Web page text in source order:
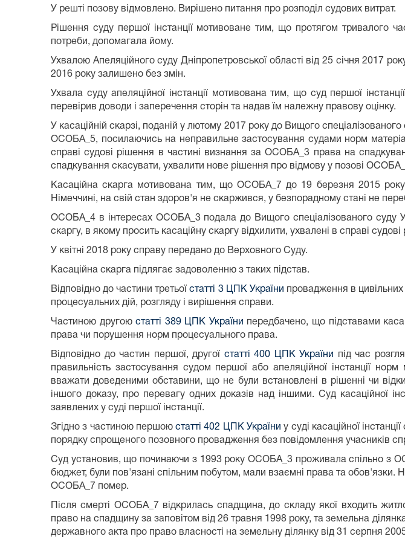
У решті позову відмовлено. Вирішено питання про розподіл судових витрат.
Рішення суду першої інстанції мотивоване тим, що протягом тривалого
потреби, допомагала йому.
Ухвалою Апеляційного суду Дніпропетровської області від 25 січня 2017
2016 року залишено без змін.
Ухвала суду апеляційної інстанції мотивована тим, що суд першої
перевірив доводи і заперечення сторін та надав їм належну правову оцінку.
У касаційній скарзі, поданій у лютому 2017 року до Вищого
ОСОБА_5, посилаючись на неправильне застосування судами норм
справі судові рішення в частині визнання за ОСОБА_3 права на
спадкування скасувати, ухвалити нове рішення про відмову у позові
Касаційна скарга мотивована тим, що ОСОБА_7 до 19 березня 2015
Німеччині, на свій стан здоров'я не скаржився, у безпорадному стані не
ОСОБА_4 в інтересах ОСОБА_3 подала до Вищого спеціалізованого суду
скаргу, в якому просить касаційну скаргу відхилити, ухвалені в справі
У квітні 2018 року справу передано до Верховного Суду.
Касаційна скарга підлягає задоволенню з таких підстав.
Відповідно до частини третьоїстатті 3 ЦПК України провадження в
процесуальних дій, розгляду і вирішення справи.
Частиною другоюстатті 389 ЦПК України передбачено, що підставами
права чи порушення норм процесуального права.
Відповідно до частин першої, другої статті 400 ЦПК України під час
правильність застосування судом першої або апеляційної інстанції
вважати доведеними обставини, що не були встановлені в рішенні чи
іншого доказу, про перевагу одних доказів над іншими. Суд касаційної
заявлених у суді першої інстанції.
Згідно з частиною першоюстатті 402 ЦПК України у суді касаційної
порядку спрощеного позовного провадження без повідомлення учасників
Суд установив, що починаючи з 1993 року ОСОБА_3 проживала спільно з
бюджет, були пов'язані спільним побутом, мали взаємні права та
ОСОБА_7 помер.
Після смерті ОСОБА_7 відкрилась спадщина, до складу якої входить
право на спадщину за заповітом від 26 травня 1998 року, та земельна
державного акта про право власності на земельну ділянку від 31 серпня